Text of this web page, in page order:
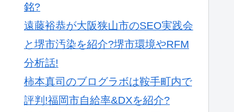
銘?
遠藤裕恭が大阪狭山市のSEO実践会
と堺市汚染を紹介?堺市環境やRFM
分析話!
柿本真司のブログラボは鞍手町内で
評判!福岡市自給率&DXを紹介?